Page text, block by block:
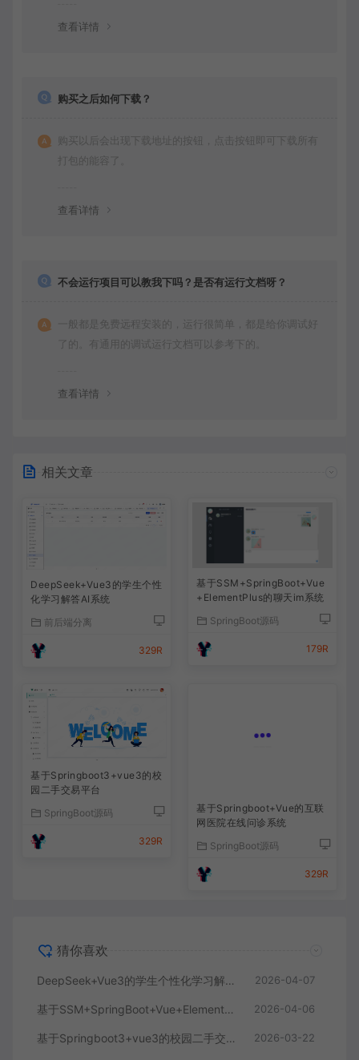
查看详情
购买之后如何下载？
购买以后会出现下载地址的按钮，点击按钮即可下载所有
打包的能容了。
查看详情
不会运行项目可以教我下吗？是否有运行文档呀？
一般都是免费远程安装的，运行很简单，都是给你调试好
了的。有通用的调试运行文档可以参考下的。
查看详情
相关文章
DeepSeek+Vue3的学生个性
化学习解答AI系统
前后端分离
329R
基于SSM+SpringBoot+Vue
+ElementPlus的聊天im系统
SpringBoot源码
179R
基于Springboot3+vue3的校
园二手交易平台
SpringBoot源码
329R
SpringBoot源码
329R
2026-04-07
2026-04-06
2026-03-22
基于Springboot+Vue的互联网医院在线问诊系统 2026-03-22